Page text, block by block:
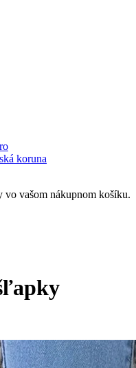
koruna
vo vašom nákupnom košíku.